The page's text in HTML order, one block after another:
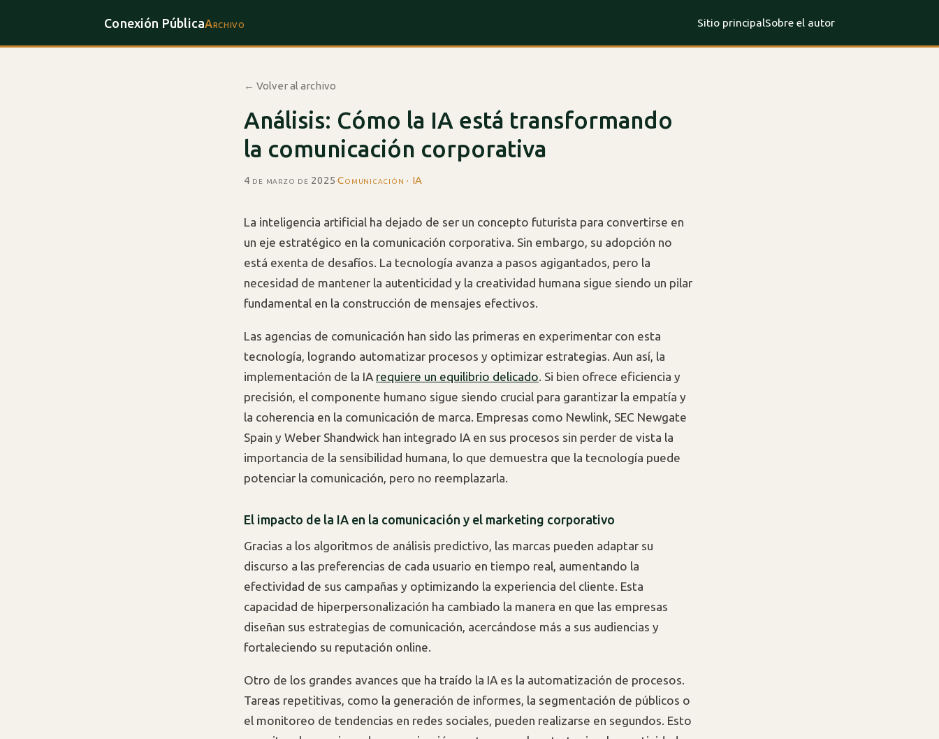
Conexión PúblicaArchivo Sitio principalSobre el autor
← Volver al archivo
Análisis: Cómo la IA está transformando
la comunicación corporativa
4 de marzo de 2025·Comunicación · IA
La inteligencia artificial ha dejado de ser un concepto futurista para convertirse en
un eje estratégico en la comunicación corporativa. Sin embargo, su adopción no
está exenta de desafíos. La tecnología avanza a pasos agigantados, pero la
necesidad de mantener la autenticidad y la creatividad humana sigue siendo un pilar
fundamental en la construcción de mensajes efectivos.
Las agencias de comunicación han sido las primeras en experimentar con esta
tecnología, logrando automatizar procesos y optimizar estrategias. Aun así, la
implementación de la IA requiere un equilibrio delicado. Si bien ofrece eficiencia y
precisión, el componente humano sigue siendo crucial para garantizar la empatía y
la coherencia en la comunicación de marca. Empresas como Newlink, SEC Newgate
Spain y Weber Shandwick han integrado IA en sus procesos sin perder de vista la
importancia de la sensibilidad humana, lo que demuestra que la tecnología puede
potenciar la comunicación, pero no reemplazarla.
El impacto de la IA en la comunicación y el marketing corporativo
Gracias a los algoritmos de análisis predictivo, las marcas pueden adaptar su
discurso a las preferencias de cada usuario en tiempo real, aumentando la
efectividad de sus campañas y optimizando la experiencia del cliente. Esta
capacidad de hiperpersonalización ha cambiado la manera en que las empresas
diseñan sus estrategias de comunicación, acercándose más a sus audiencias y
fortaleciendo su reputación online.
Otro de los grandes avances que ha traído la IA es la automatización de procesos.
Tareas repetitivas, como la generación de informes, la segmentación de públicos o
el monitoreo de tendencias en redes sociales, pueden realizarse en segundos. Esto